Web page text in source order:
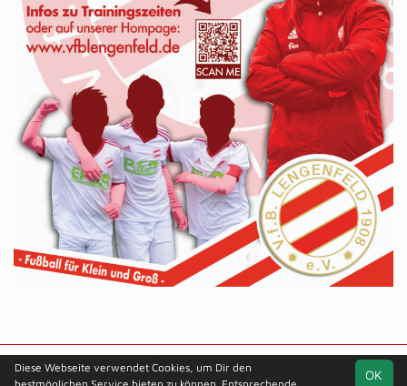
soccero.de
OK
Diese Webseite verwendet Cookies, um Dir den